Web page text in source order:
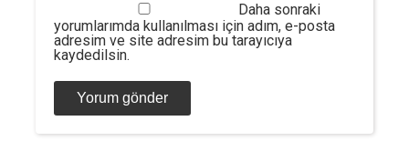
Daha sonraki
yorumlarımda kullanılması için adım, e-posta
adresim ve site adresim bu tarayıcıya
kaydedilsin.